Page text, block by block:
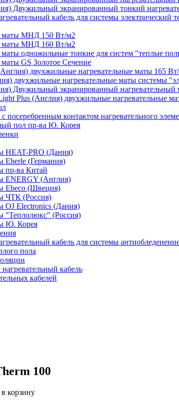
Двужильный экранированный тонкий
кабель для системы
маты МНД 150 Вт/м2
маты МНД 160 Вт/м2
маты одножильные тонкие для систем "теплые
GS Золотое Сечение
двухжильные нагревательные маты 165
двухжильные нагревательные маты системы
Двужильный экранированный
Plus (Англия) двухжильные нагревательные
посеребренным контактом нагревательного
пол пр-ва Ю. Корея
HEAT-PRO (Дания)
Eberle (Германия)
пр-ва Китай
ENERGY (Англия)
Ebeco (Швеция)
ЧТК (Россия)
OJ Electronics (Дания)
"Теплолюкс" (Россия)
Ю. Корея
кабель для системы
пола
кабель
кабелей
100
в корзину